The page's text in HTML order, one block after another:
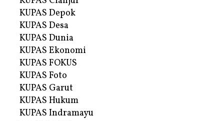
KUPAS Depok
KUPAS Desa
KUPAS Dunia
KUPAS Ekonomi
KUPAS FOKUS
KUPAS Foto
KUPAS Garut
KUPAS Hukum
KUPAS Indramayu